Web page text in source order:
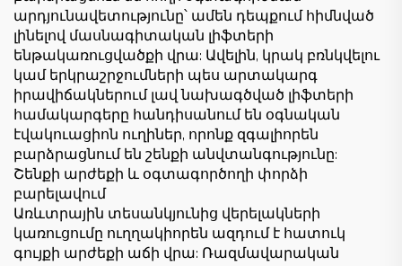
արդյունավետությունը՝ ամեն դեպքում հիմնված
լինելով մասնագիտական լիֆտերի
ենթակառուցվածքի վրա: Ավելին, կրակ բռնկվելու
կամ երկրաշրջումների պես արտակարգ
իրավիճակներում լավ նախագծված լիֆտերի
համակարգերը հանդիսանում են օգնական
էվակուացիոն ուղիներ, որոնք զգալիորեն
բարձրացնում են շենքի անվտանգությունը:
Շենքի արժեքի և օգտագործողի փորձի
բարելավում
Առևտրային տեսանկյունից վերելակների
կառուցումը ուղղակիորեն ազդում է հատուկ
գույքի արժեքի աճի վրա: Ռազմավարական